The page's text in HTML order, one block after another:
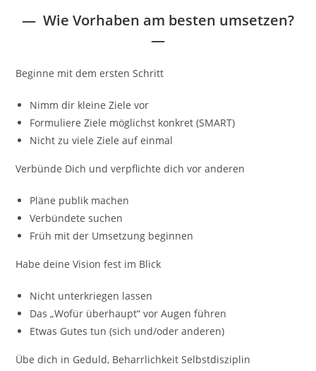
— Wie Vorhaben am besten umsetzen?
—
Beginne mit dem ersten Schritt
Nimm dir kleine Ziele vor
Formuliere Ziele möglichst konkret (SMART)
Nicht zu viele Ziele auf einmal
Verbünde Dich und verpflichte dich vor anderen
Pläne publik machen
Verbündete suchen
Früh mit der Umsetzung beginnen
Habe deine Vision fest im Blick
Nicht unterkriegen lassen
Das „Wofür überhaupt“ vor Augen führen
Etwas Gutes tun (sich und/oder anderen)
Übe dich in Geduld, Beharrlichkeit Selbstdisziplin